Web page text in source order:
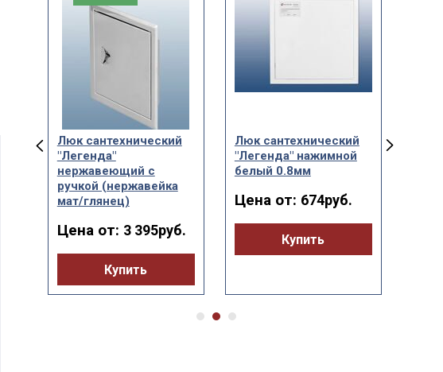
Люк сантехнический
"Легенда"
нержавеющий с
ручкой (нержавейка
мат/глянец)
Цена от: 3 395руб.
Купить
Люк сантехнический
"Легенда" нажимной
белый 0.8мм
Цена от: 674руб.
Купить